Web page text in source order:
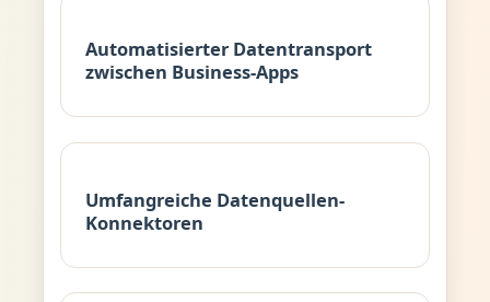
Automatisierter Datentransport
zwischen Business-Apps
Umfangreiche Datenquellen-
Konnektoren